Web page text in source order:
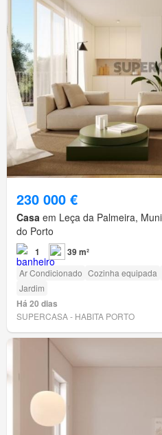
230 000 €
Casa em Leça da Palmeira,
do Porto
1 39 m²
Ar Condicionado Cozinha equipada
Jardim
Há 20 dias
SUPERCASA - HABITA PORTO